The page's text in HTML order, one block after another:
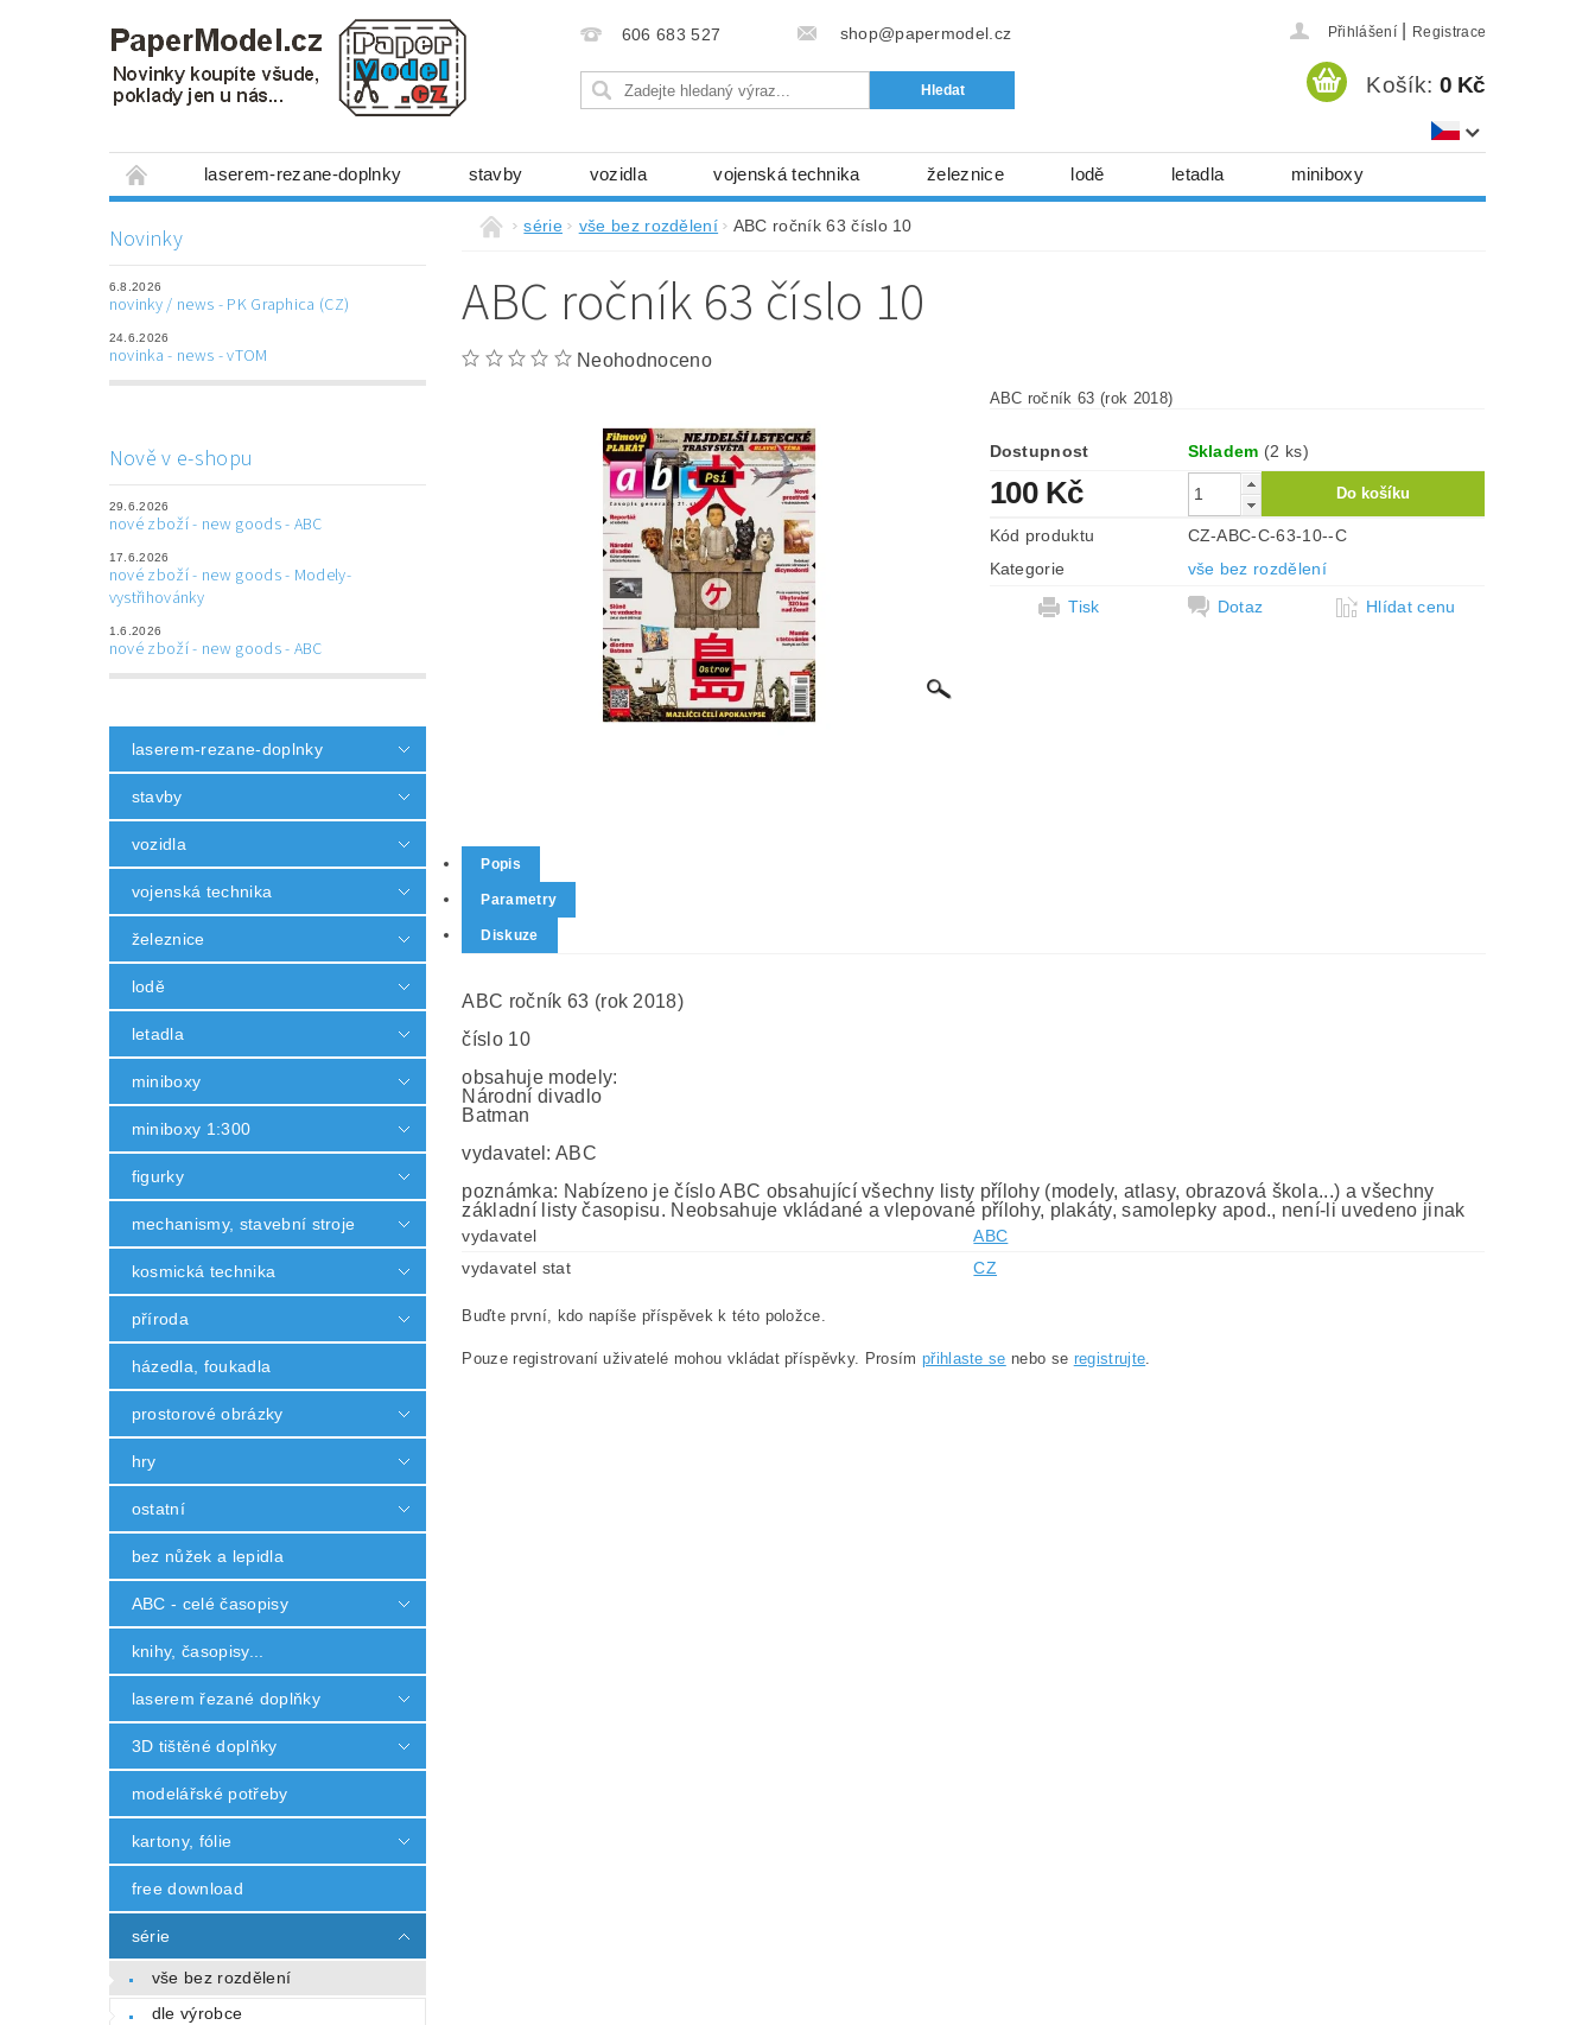
606 683 527 shop@papermodel.cz Přihlášení Registrace
Košík: 0 Kč
laserem-rezane-doplnky stavby vozidla vojenská technika železnice lodě letadla miniboxy
mechanismy, stavební stroje kosmická technika
laserem řezané doplňky 3D tištěné doplňky modelářské potřeby kartony, fólie
Napište nám Obchodní podmínky Ochrana osobních údajů (GDPR)
Novinky
6.8.2026
novinky / news - PK Graphica (CZ)
24.6.2026
novinka - news - vTOM
Nově v e-shopu
29.6.2026
nové zboží - new goods - ABC
17.6.2026
nové zboží - new goods - Modely-
vystřihovánky
1.6.2026
nové zboží - new goods - ABC
laserem-rezane-doplnky
stavby
vozidla
vojenská technika
železnice
lodě
letadla
miniboxy
miniboxy 1:300
figurky
mechanismy, stavební stroje
kosmická technika
příroda
házedla, foukadla
prostorové obrázky
hry
ostatní
bez nůžek a lepidla
ABC - celé časopisy
knihy, časopisy...
laserem řezané doplňky
3D tištěné doplňky
modelářské potřeby
kartony, fólie
free download
série
vše bez rozdělení
dle výrobce
série vše bez rozdělení ABC ročník 63 číslo 10
ABC ročník 63 číslo 10
Neohodnoceno
ABC ročník 63 (rok 2018)
Dostupnost Skladem (2 ks)
100 Kč
Kód produktu
CZ-ABC-C-63-10--C
Kategorie
vše bez rozdělení
Tisk
Dotaz Hlídat cenu
Popis
Parametry
Diskuze
ABC ročník 63 (rok 2018)
číslo 10
obsahuje modely:
Národní divadlo
Batman
vydavatel: ABC
poznámka: Nabízeno je číslo ABC obsahující všechny listy přílohy (modely, atlasy, obrazová škola...) a všechny
základní listy časopisu. Neobsahuje vkládané a vlepované přílohy, plakáty, samolepky apod., není-li uvedeno jinak
vydavatel
ABC
vydavatel stat
CZ
Buďte první, kdo napíše příspěvek k této položce.
Pouze registrovaní uživatelé mohou vkládat příspěvky. Prosím přihlaste se nebo se registrujte.